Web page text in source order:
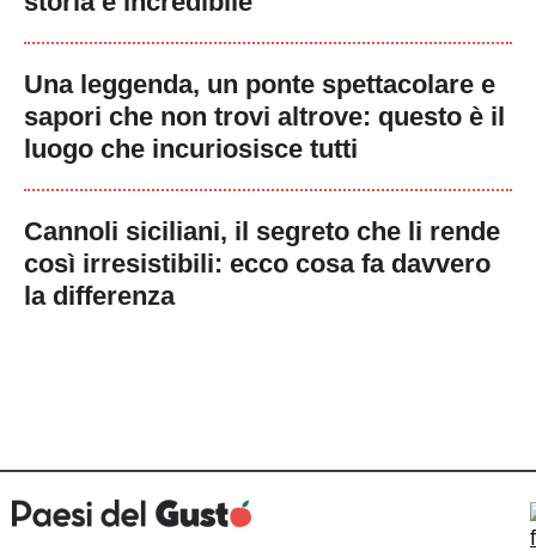
Una leggenda, un ponte spettacolare e
sapori che non trovi altrove: questo è il
luogo che incuriosisce tutti
Cannoli siciliani, il segreto che li rende
così irresistibili: ecco cosa fa davvero
la differenza